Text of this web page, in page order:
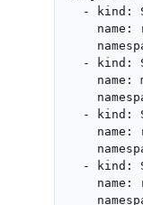
- kind:
name:
- kind:
name:
- kind:
name:
- kind:
name: